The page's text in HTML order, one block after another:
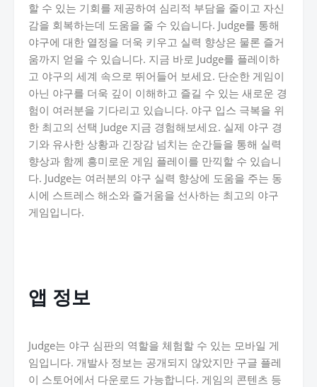
할 수 있는 기회를 제공하여 심리적 부담을 줄이고 자신
감을 회복하는데 도움을 줄 수 있습니다. Judge를 통해
야구에 대한 열정을 더욱 키우고 실력 향상은 물론 즐거
움까지 얻을 수 있습니다. 지금 바로 Judge를 플레이하
고 야구의 세계 속으로 뛰어들어 보세요. 단순한 게임이
아닌 야구를 더욱 깊이 이해하고 즐길 수 있는 새로운 경
험이 여러분을 기다리고 있습니다. 야구 입스 극복을 위
한 최고의 선택 Judge 지금 경험해보세요. 실제 야구 경
기와 유사한 상황과 긴장감 넘치는 순간들을 통해 실력
향상과 함께 흥미로운 게임 플레이를 만끽할 수 있습니
다. Judge는 여러분의 야구 실력 향상에 도움을 주는 동
시에 스트레스 해소와 즐거움을 선사하는 최고의 야구
게임입니다.
앱 정보
Judge는 야구 심판의 역할을 체험할 수 있는 모바일 게
임입니다. 개발사 정보는 공개되지 않았지만 구글 플레
이 스토어에서 다운로드 가능합니다. 게임의 콘텐츠 등